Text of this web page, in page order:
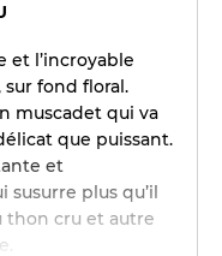
et l’incroyable
sur fond floral.
muscadet qui va
que puissant.
et
susurre plus qu’il
thon cru et autre